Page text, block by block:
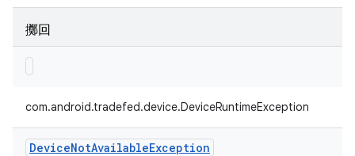
擲回
com.android.tradefed.device.DeviceRuntimeException
DeviceNotAvailableException